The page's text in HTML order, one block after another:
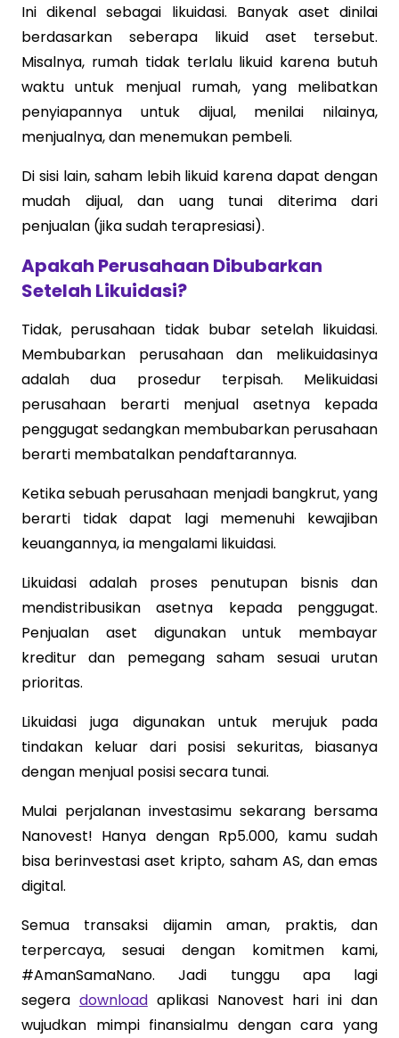
Ini dikenal sebagai likuidasi. Banyak aset dinilai
berdasarkan seberapa likuid aset tersebut.
Misalnya, rumah tidak terlalu likuid karena butuh
waktu untuk menjual rumah, yang melibatkan
penyiapannya untuk dijual, menilai nilainya,
menjualnya, dan menemukan pembeli.
Di sisi lain, saham lebih likuid karena dapat dengan
mudah dijual, dan uang tunai diterima dari
penjualan (jika sudah terapresiasi).
Apakah Perusahaan Dibubarkan
Setelah Likuidasi?
Tidak, perusahaan tidak bubar setelah likuidasi.
Membubarkan perusahaan dan melikuidasinya
adalah dua prosedur terpisah. Melikuidasi
perusahaan berarti menjual asetnya kepada
penggugat sedangkan membubarkan perusahaan
berarti membatalkan pendaftarannya.
Ketika sebuah perusahaan menjadi bangkrut, yang
berarti tidak dapat lagi memenuhi kewajiban
keuangannya, ia mengalami likuidasi.
Likuidasi adalah proses penutupan bisnis dan
mendistribusikan asetnya kepada penggugat.
Penjualan aset digunakan untuk membayar
kreditur dan pemegang saham sesuai urutan
prioritas.
Likuidasi juga digunakan untuk merujuk pada
tindakan keluar dari posisi sekuritas, biasanya
dengan menjual posisi secara tunai.
Mulai perjalanan investasimu sekarang bersama
Nanovest! Hanya dengan Rp5.000, kamu sudah
bisa berinvestasi aset kripto, saham AS, dan emas
digital.
Semua transaksi dijamin aman, praktis, dan
terpercaya, sesuai dengan komitmen kami,
#AmanSamaNano. Jadi tunggu apa lagi
segera downloadaplikasi Nanovest hari ini dan
wujudkan mimpi finansialmu dengan cara yang